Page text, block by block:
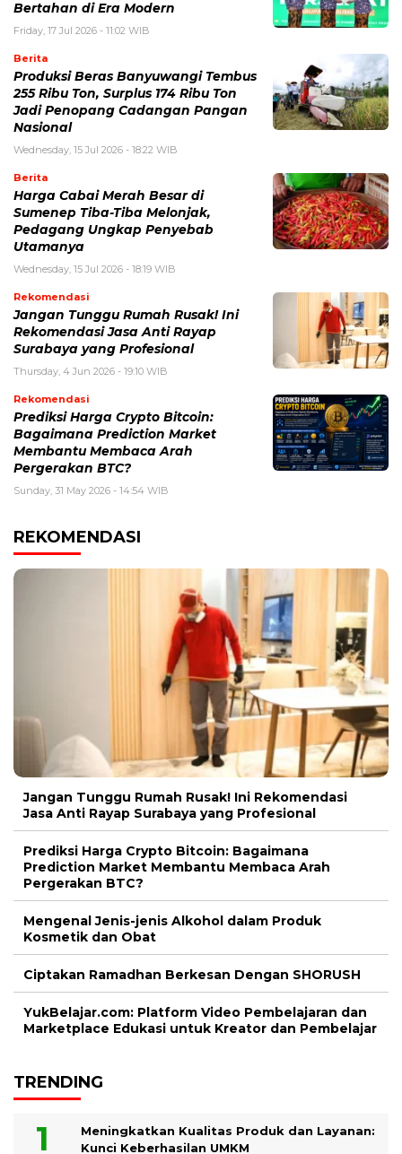
Bertahan di Era Modern
Friday, 17 Jul 2026 - 11:02 WIB
Berita
Produksi Beras Banyuwangi Tembus
255 Ribu Ton, Surplus 174 Ribu Ton
Jadi Penopang Cadangan Pangan
Nasional
Wednesday, 15 Jul 2026 - 18:22 WIB
Berita
Harga Cabai Merah Besar di
Sumenep Tiba-Tiba Melonjak,
Pedagang Ungkap Penyebab
Utamanya
Wednesday, 15 Jul 2026 - 18:19 WIB
Rekomendasi
Jangan Tunggu Rumah Rusak! Ini
Rekomendasi Jasa Anti Rayap
Surabaya yang Profesional
Thursday, 4 Jun 2026 - 19:10 WIB
Rekomendasi
Prediksi Harga Crypto Bitcoin:
Bagaimana Prediction Market
Membantu Membaca Arah
Pergerakan BTC?
Sunday, 31 May 2026 - 14:54 WIB
REKOMENDASI
Jangan Tunggu Rumah Rusak! Ini Rekomendasi
Jasa Anti Rayap Surabaya yang Profesional
Prediksi Harga Crypto Bitcoin: Bagaimana
Prediction Market Membantu Membaca Arah
Pergerakan BTC?
Mengenal Jenis-jenis Alkohol dalam Produk
Kosmetik dan Obat
Ciptakan Ramadhan Berkesan Dengan SHORUSH
YukBelajar.com: Platform Video Pembelajaran dan
Marketplace Edukasi untuk Kreator dan Pembelajar
TRENDING
Meningkatkan Kualitas Produk dan Layanan:
Kunci Keberhasilan UMKM